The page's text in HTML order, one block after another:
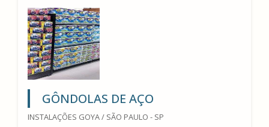
GÔNDOLAS DE AÇO
INSTALAÇÕES GOYA / SÃO PAULO - SP